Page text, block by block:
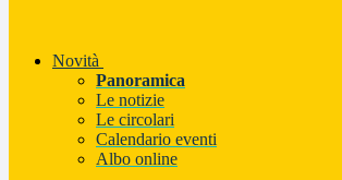
Novità
Panoramica
Le notizie
Le circolari
Calendario eventi
Albo online